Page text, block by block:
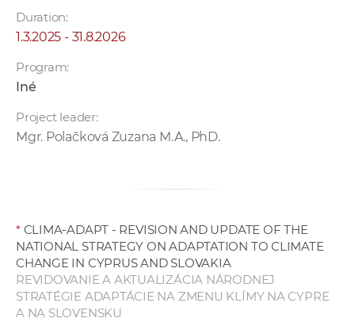
Duration:
1.3.2025 - 31.8.2026
Program:
Iné
Project leader:
Mgr. Polačková Zuzana M.A., PhD.
*CLIMA-ADAPT - REVISION AND UPDATE OF THE
NATIONAL STRATEGY ON ADAPTATION TO CLIMATE
CHANGE IN CYPRUS AND SLOVAKIA
REVIDOVANIE A AKTUALIZÁCIA NÁRODNEJ
STRATÉGIE ADAPTÁCIE NA ZMENU KLÍMY NA CYPRE
A NA SLOVENSKU